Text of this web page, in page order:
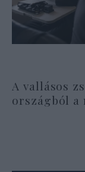
A vallásos
országból a